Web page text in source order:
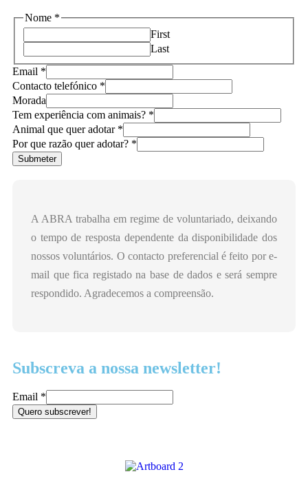
Nome *
First
Last
Email *
Contacto telefónico *
Morada
Tem experiência com animais? *
Animal que quer adotar *
Por que razão quer adotar? *
Submeter
A ABRA trabalha em regime de voluntariado, deixando
o tempo de resposta dependente da disponibilidade dos
nossos voluntários. O contacto preferencial é feito por e-
mail que fica registado na base de dados e será sempre
respondido. Agradecemos a compreensão.
Subscreva a nossa newsletter!
Email *
Quero subscrever!